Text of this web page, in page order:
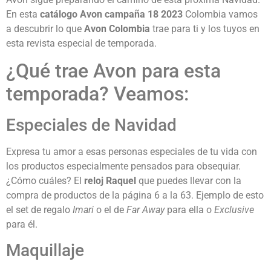
En esta catálogo Avon campaña 18 2023 Colombia vamos
a descubrir lo que Avon Colombia trae para ti y los tuyos en
esta revista especial de temporada.
¿Qué trae Avon para esta
temporada? Veamos:
Especiales de Navidad
Expresa tu amor a esas personas especiales de tu vida con
los productos especialmente pensados para obsequiar.
¿Cómo cuáles? El reloj Raquel que puedes llevar con la
compra de productos de la página 6 a la 63. Ejemplo de esto
el set de regalo Imari o el de Far Away para ella o Exclusive
para él.
Maquillaje